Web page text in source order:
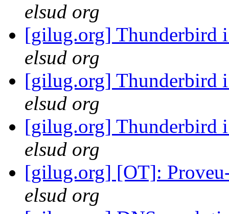
elsud org
[gilug.org] Thunderbird
elsud org
[gilug.org] Thunderbird
elsud org
[gilug.org] Thunderbird
elsud org
[gilug.org] [OT]:
elsud org